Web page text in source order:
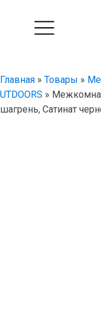
Главная » Товары »
UTDOORS »
шагрень, Сатинат